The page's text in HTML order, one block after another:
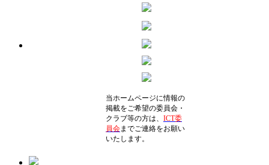
当ホームページに情報の
掲載をご希望の委員会・
クラブ等の方は、 ICT委
員会までご連絡をお願い
いたします。